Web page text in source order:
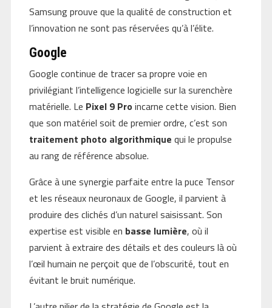
Samsung prouve que la qualité de construction et
l’innovation ne sont pas réservées qu’à l’élite.
Google
Google continue de tracer sa propre voie en
privilégiant l’intelligence logicielle sur la surenchère
matérielle. Le Pixel 9 Pro incarne cette vision. Bien
que son matériel soit de premier ordre, c’est son
traitement photo algorithmique qui le propulse
au rang de référence absolue.
Grâce à une synergie parfaite entre la puce Tensor
et les réseaux neuronaux de Google, il parvient à
produire des clichés d’un naturel saisissant. Son
expertise est visible en basse lumière, où il
parvient à extraire des détails et des couleurs là où
l’œil humain ne perçoit que de l’obscurité, tout en
évitant le bruit numérique.